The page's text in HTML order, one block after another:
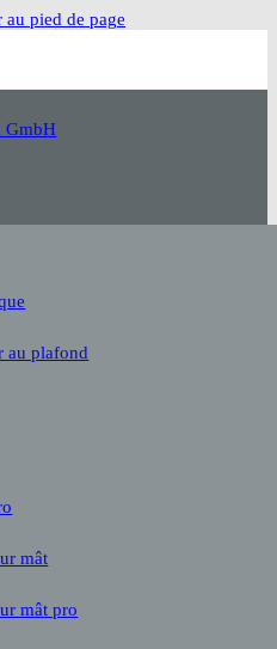
au pied de page
au plafond
mât
mât pro